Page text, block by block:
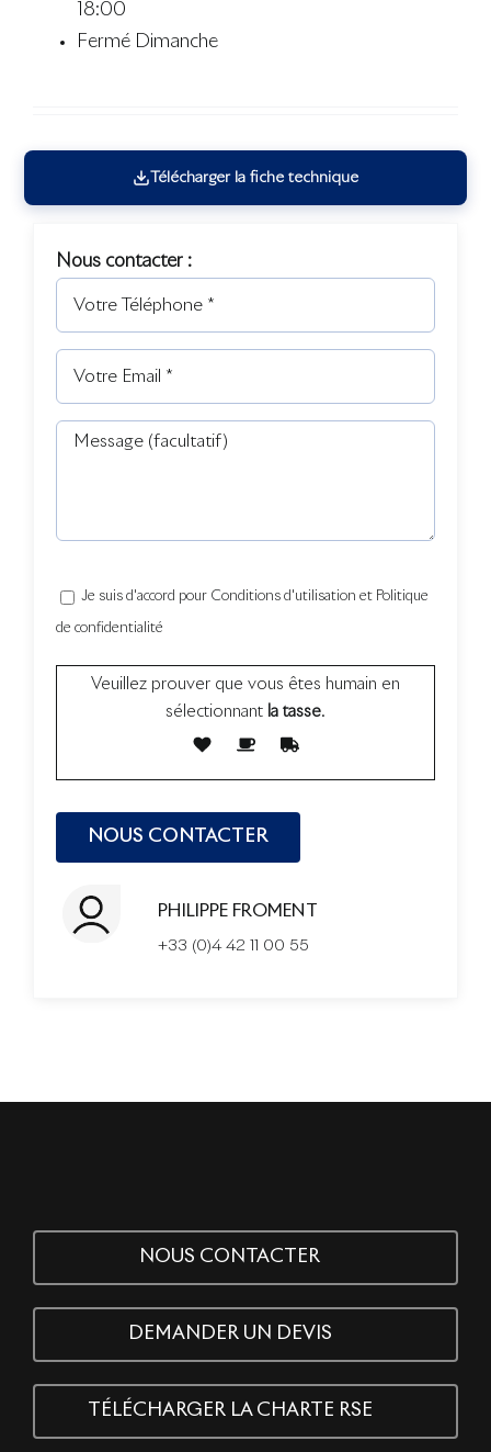
18:00
Fermé Dimanche
Télécharger la fiche technique
Nous contacter :
Je suis d'accord pour Conditions d'utilisation et Politique
de confidentialité
Veuillez prouver que vous êtes humain en
sélectionnant la tasse.
PHILIPPE FROMENT
+33 (0)4 42 11 00 55
NOUS CONTACTER
DEMANDER UN DEVIS
TÉLÉCHARGER LA CHARTE RSE